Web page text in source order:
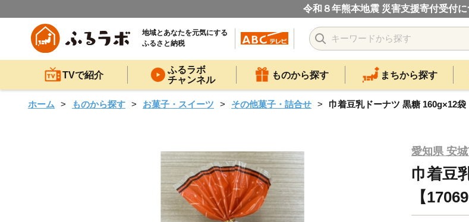
令和８年熊本地震 災害支援寄付受付に
地域とあなたを元気にする
ふるさと納税
TVで紹介
ふるラボ
チャンネル
ものから探す まちから探す
ホーム ものから探す お菓子・スイーツ その他菓子・詰合せ 巾着豆乳ドーナツ 黒糖 160g×12袋
愛知県 安
巾着豆
【